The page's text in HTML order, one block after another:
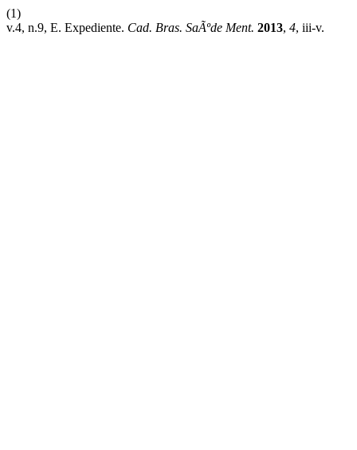
(1)
v.4, n.9, E. Expediente. Cad. Bras. SaÃºde Ment. 2013, 4, iii-v.